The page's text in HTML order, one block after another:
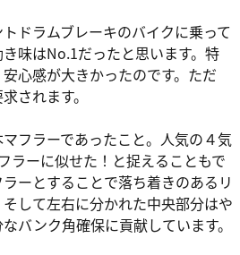
ドラムブレーキのバイクに乗って
味はNo.1だったと思います。特
心感が大きかったのです。ただ
されます。
フラーであったこと。人気の４気
ラーに似せた！と捉えることもで
ーとすることで落ち着きのあるリ
して左右に分かれた中央部分はや
バンク角確保に貢献しています。